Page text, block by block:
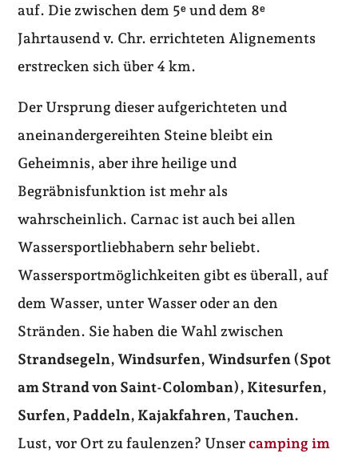
auf. Die zwischen dem 5ᵉ und dem 8ᵉ
Jahrtausend v. Chr. errichteten Alignements
erstrecken sich über 4 km.
Der Ursprung dieser aufgerichteten und
aneinandergereihten Steine bleibt ein
Geheimnis, aber ihre heilige und
Begräbnisfunktion ist mehr als
wahrscheinlich. Carnac ist auch bei allen
Wassersportliebhabern sehr beliebt.
Wassersportmöglichkeiten gibt es überall, auf
dem Wasser, unter Wasser oder an den
Stränden. Sie haben die Wahl zwischen
Strandsegeln, Windsurfen, Windsurfen (Spot
am Strand von Saint-Colomban), Kitesurfen,
Surfen, Paddeln, Kajakfahren, Tauchen.
Lust, vor Ort zu faulenzen? Unsercamping im